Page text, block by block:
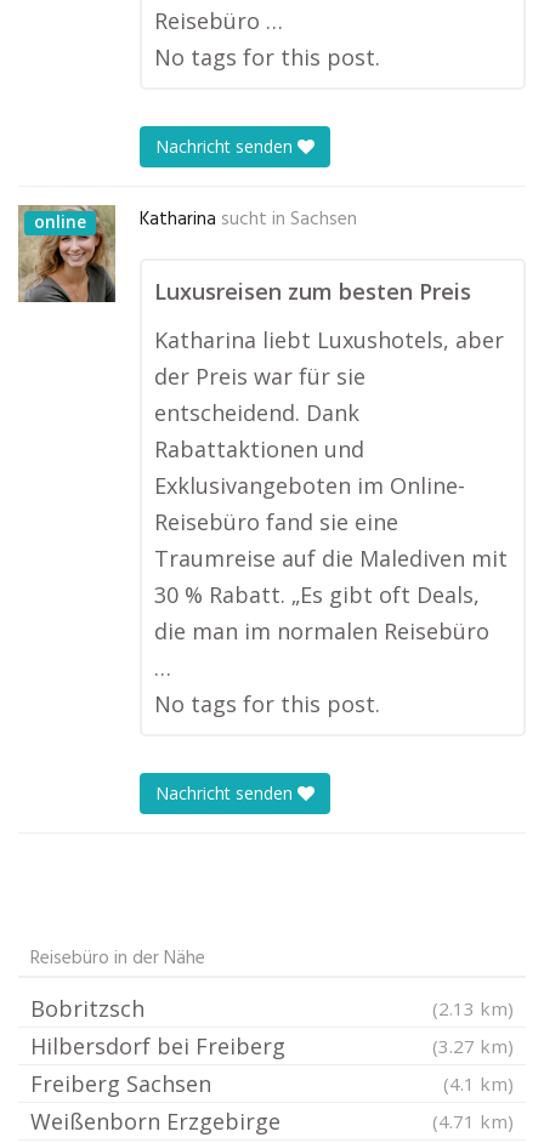
Reisebüro …
No tags for this post.
Nachricht senden
online Katharina sucht in Sachsen
Luxusreisen zum besten Preis
Katharina liebt Luxushotels, aber
der Preis war für sie
entscheidend. Dank
Rabattaktionen und
Exklusivangeboten im Online-
Reisebüro fand sie eine
Traumreise auf die Malediven mit
30 % Rabatt. „Es gibt oft Deals,
die man im normalen Reisebüro
…
No tags for this post.
Nachricht senden
Reisebüro in der Nähe
Bobritzsch (2.13 km)
Hilbersdorf bei Freiberg (3.27 km)
Freiberg Sachsen (4.1 km)
Weißenborn Erzgebirge (4.71 km)